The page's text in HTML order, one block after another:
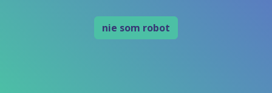
nie som robot